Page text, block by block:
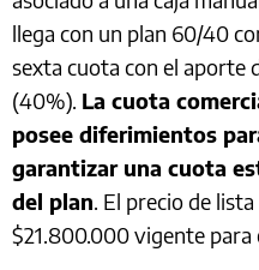
llega con un plan 60/40
sexta cuota con el aporte
(40%). La cuota
posee diferimientos
garantizar una cuota
del plan. El precio de
$21.800.000 vigente para